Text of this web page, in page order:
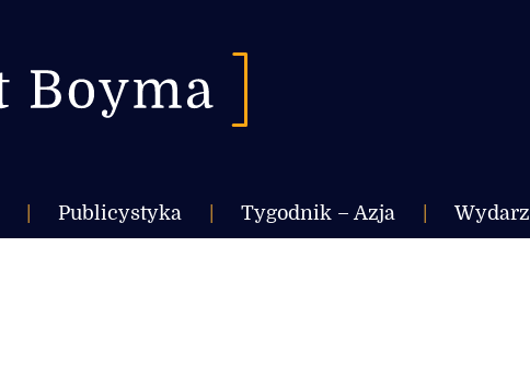
Publicystyka Tygodnik – Azja